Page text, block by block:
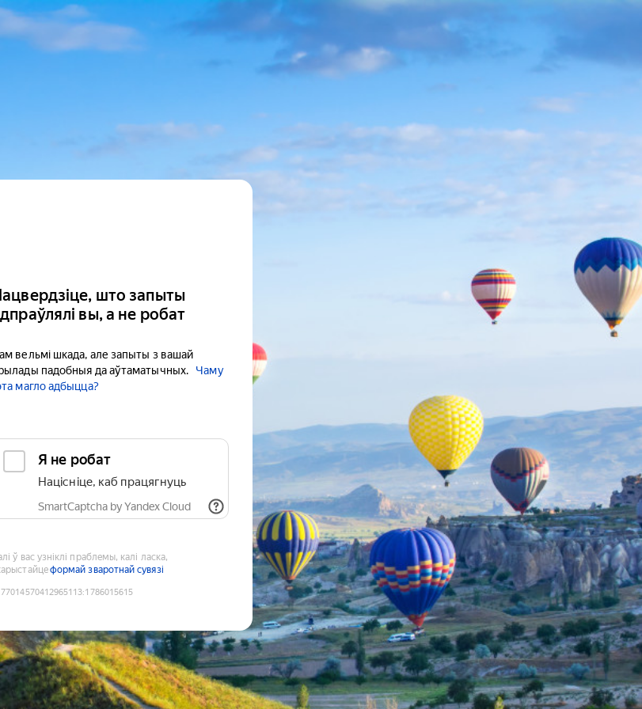
што запыты
вы, а не робат
вельмі шкада, але запыты з вашай
падобныя да аўтаматычных.
Чаму
магло адбыцца?
Я не робат
Націсніце, каб працягнуць
SmartCaptcha by Yandex Cloud
ў вас узніклі праблемы, калі ласка,
формай зваротнай сувязі
:1786015615